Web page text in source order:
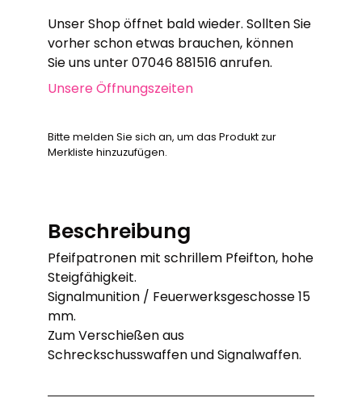
Unser Shop öffnet bald wieder. Sollten Sie
vorher schon etwas brauchen, können
Sie uns unter 07046 881516 anrufen.
Unsere Öffnungszeiten
Bitte melden Sie sich an, um das Produkt zur
Merkliste hinzuzufügen.
Beschreibung
Pfeifpatronen mit schrillem Pfeifton, hohe
Steigfähigkeit.
Signalmunition / Feuerwerksgeschosse 15
mm.
Zum Verschießen aus
Schreckschusswaffen und Signalwaffen.